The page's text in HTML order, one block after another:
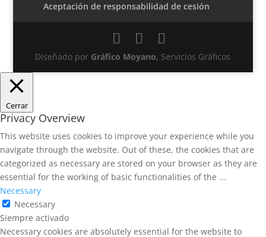
Aceptación de responsabilidad de cesión
Diseñado por Gráfico Moyano, Servicios Gráficos
Cerrar
Privacy Overview
This website uses cookies to improve your experience while you
navigate through the website. Out of these, the cookies that are
categorized as necessary are stored on your browser as they are
essential for the working of basic functionalities of the ...
Necessary
Necessary
Siempre activado
Necessary cookies are absolutely essential for the website to